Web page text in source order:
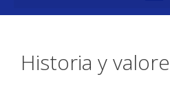
Historia y